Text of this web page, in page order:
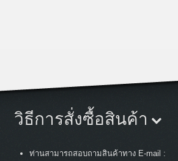
วิธีการสั่งซื้อสินค้า
ท่านสามารถสอบถามสินค้าทาง E-mail :